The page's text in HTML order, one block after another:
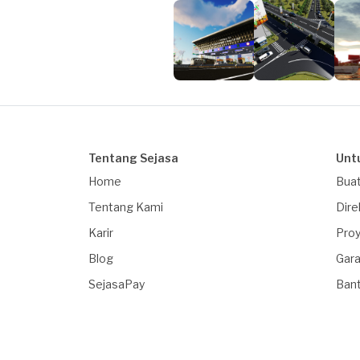
Tentang Sejasa
Home
Tentang Kami
Karir
Blog
SejasaPay